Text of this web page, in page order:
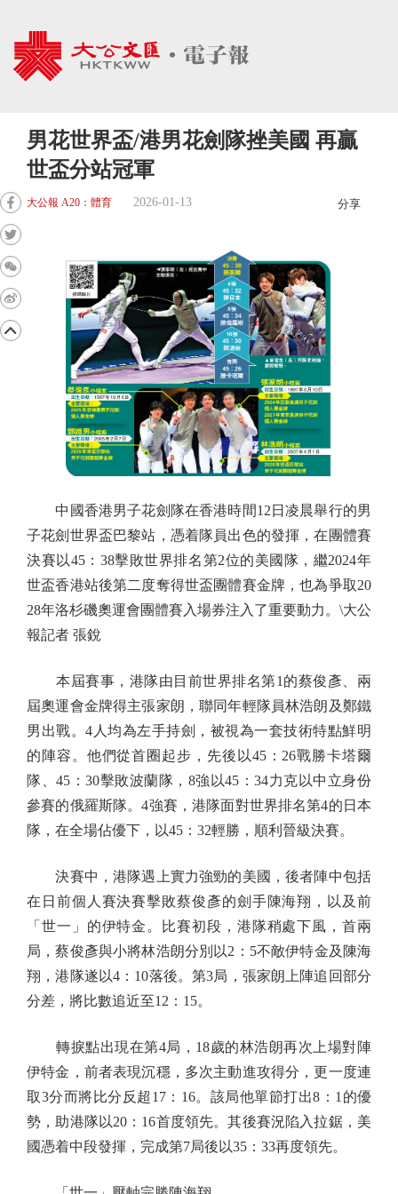
男花世界盃/港男花劍隊挫美國 再贏
世盃分站冠軍
大公報 A20：體育 2026-01-13 分享
中國香港男子花劍隊在香港時間12日凌晨舉行的男
子花劍世界盃巴黎站，憑着隊員出色的發揮，在團體賽
決賽以45：38擊敗世界排名第2位的美國隊，繼2024年
世盃香港站後第二度奪得世盃團體賽金牌，也為爭取20
28年洛杉磯奧運會團體賽入場券注入了重要動力。\大公
報記者 張銳
本屆賽事，港隊由目前世界排名第1的蔡俊彥、兩
屆奧運會金牌得主張家朗，聯同年輕隊員林浩朗及鄭鐵
男出戰。4人均為左手持劍，被視為一套技術特點鮮明
的陣容。他們從首圈起步，先後以45：26戰勝卡塔爾
隊、45：30擊敗波蘭隊，8強以45：34力克以中立身份
參賽的俄羅斯隊。4強賽，港隊面對世界排名第4的日本
隊，在全場佔優下，以45：32輕勝，順利晉級決賽。
決賽中，港隊遇上實力強勁的美國，後者陣中包括
在日前個人賽決賽擊敗蔡俊彥的劍手陳海翔，以及前
「世一」的伊特金。比賽初段，港隊稍處下風，首兩
局，蔡俊彥與小將林浩朗分別以2：5不敵伊特金及陳海
翔，港隊遂以4：10落後。第3局，張家朗上陣追回部分
分差，將比數追近至12：15。
轉捩點出現在第4局，18歲的林浩朗再次上場對陣
伊特金，前者表現沉穩，多次主動進攻得分，更一度連
取3分而將比分反超17：16。該局他單節打出8：1的優
勢，助港隊以20：16首度領先。其後賽況陷入拉鋸，美
國憑着中段發揮，完成第7局後以35：33再度領先。